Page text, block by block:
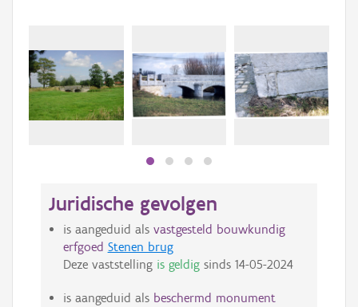
Juridische gevolgen
is aangeduid als vastgesteld bouwkundig
erfgoed Stenen brug
Deze vaststelling is geldigsinds 14-05-2024
is aangeduid als beschermd monument